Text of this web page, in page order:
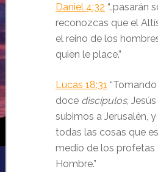
Daniel 4:32 “..pasarán
reconozcas que el
el reino de los
quien le place.”
Lucas 18:31
doce discípulos,
subimos a Jerusalén,
todas las cosas que
medio de los profetas
Hombre.”